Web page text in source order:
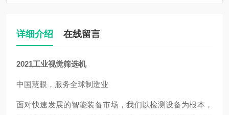
详细介绍 在线留言
2021工业视觉筛选机
中国慧眼，服务全球制造业
面对快速发展的智能装备市场，我们以检测设备为根本，